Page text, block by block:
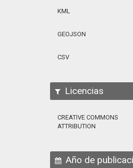
KML
GEOJSON
CSV
Licencias
CREATIVE COMMONS
ATTRIBUTION
Año de